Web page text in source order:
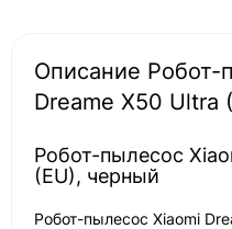
Описание Робот-
Dreame X50 Ultra
Робот-пылесос
(EU), черный
Робот-пылесос Xiaomi